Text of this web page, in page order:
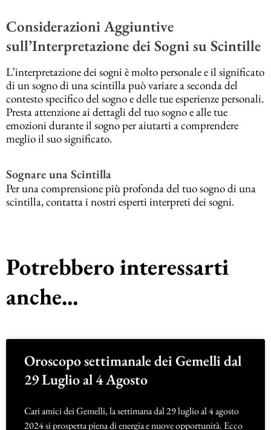
Considerazioni Aggiuntive
sull’Interpretazione dei Sogni su Scintille
L’interpretazione dei sogni è molto personale e il significato
di un sogno di una scintilla può variare a seconda del
contesto specifico del sogno e delle tue esperienze personali.
Presta attenzione ai dettagli del tuo sogno e alle tue
emozioni durante il sogno per aiutarti a comprendere
meglio il suo significato.
Sognare una Scintilla
Per una comprensione più profonda del tuo sogno di una
scintilla, contatta i nostri esperti interpreti dei sogni.
Potrebbero interessarti
anche...
Oroscopo settimanale dei Gemelli dal
29 Luglio al 4 Agosto
Cari amici dei Gemelli, la settimana dal 29 luglio al 4 agosto
2024 si prospetta piena di energia e nuove opportunità. Ecco